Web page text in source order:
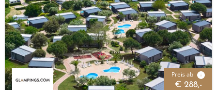
Preis ab i
€ 288,-